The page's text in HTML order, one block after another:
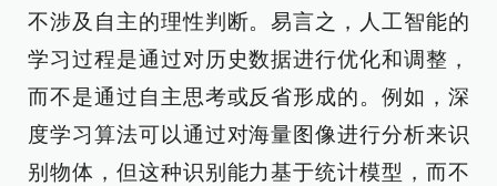
不涉及自主的理性判断。易言之，人工智能的
学习过程是通过对历史数据进行优化和调整，
而不是通过自主思考或反省形成的。例如，深
度学习算法可以通过对海量图像进行分析来识
别物体，但这种识别能力基于统计模型，而不